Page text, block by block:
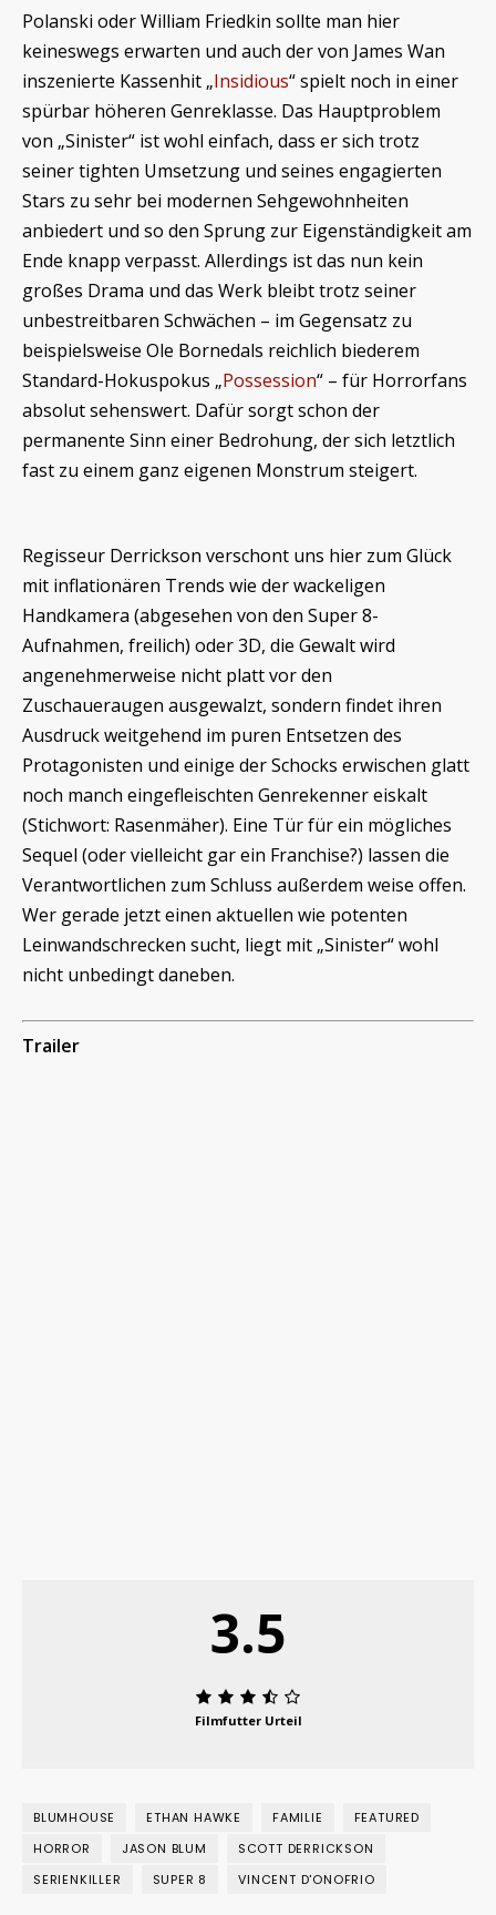
Polanski oder William Friedkin sollte man hier
keineswegs erwarten und auch der von James Wan
inszenierte Kassenhit „Insidious“ spielt noch in einer
spürbar höheren Genreklasse. Das Hauptproblem
von „Sinister“ ist wohl einfach, dass er sich trotz
seiner tighten Umsetzung und seines engagierten
Stars zu sehr bei modernen Sehgewohnheiten
anbiedert und so den Sprung zur Eigenständigkeit am
Ende knapp verpasst. Allerdings ist das nun kein
großes Drama und das Werk bleibt trotz seiner
unbestreitbaren Schwächen – im Gegensatz zu
beispielsweise Ole Bornedals reichlich biederem
Standard-Hokuspokus „Possession“ – für Horrorfans
absolut sehenswert. Dafür sorgt schon der
permanente Sinn einer Bedrohung, der sich letztlich
fast zu einem ganz eigenen Monstrum steigert.
Regisseur Derrickson verschont uns hier zum Glück
mit inflationären Trends wie der wackeligen
Handkamera (abgesehen von den Super 8-
Aufnahmen, freilich) oder 3D, die Gewalt wird
angenehmerweise nicht platt vor den
Zuschaueraugen ausgewalzt, sondern findet ihren
Ausdruck weitgehend im puren Entsetzen des
Protagonisten und einige der Schocks erwischen glatt
noch manch eingefleischten Genrekenner eiskalt
(Stichwort: Rasenmäher). Eine Tür für ein mögliches
Sequel (oder vielleicht gar ein Franchise?) lassen die
Verantwortlichen zum Schluss außerdem weise offen.
Wer gerade jetzt einen aktuellen wie potenten
Leinwandschrecken sucht, liegt mit „Sinister“ wohl
nicht unbedingt daneben.
Trailer
3.5
Filmfutter Urteil
BLUMHOUSE ETHAN HAWKE FAMILIE
FEATURED
HORROR
JASON BLUM
SCOTT DERRICKSON
SERIENKILLER
SUPER 8 VINCENT D'ONOFRIO